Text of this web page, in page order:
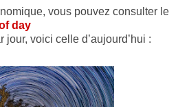
vous pouvez consulter le
day
voici celle d’aujourd’hui :